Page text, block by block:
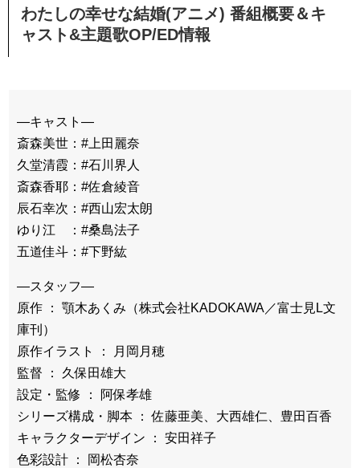
わたしの幸せな結婚(アニメ) 番組概要＆キ
ャスト&主題歌OP/ED情報
―キャスト―
斎森美世：#上田麗奈
久堂清霞：#石川界人
斎森香耶：#佐倉綾音
辰石幸次：#西山宏太朗
ゆり江 ：#桑島法子
五道佳斗：#下野紘
―スタッフ―
原作 ： 顎木あくみ（株式会社KADOKAWA／富士見L文
庫刊）
原作イラスト ： 月岡月穂
監督 ： 久保田雄大
設定・監修 ： 阿保孝雄
シリーズ構成・脚本 ： 佐藤亜美、大西雄仁、豊田百香
キャラクターデザイン ： 安田祥子
色彩設計 ： 岡松杏奈